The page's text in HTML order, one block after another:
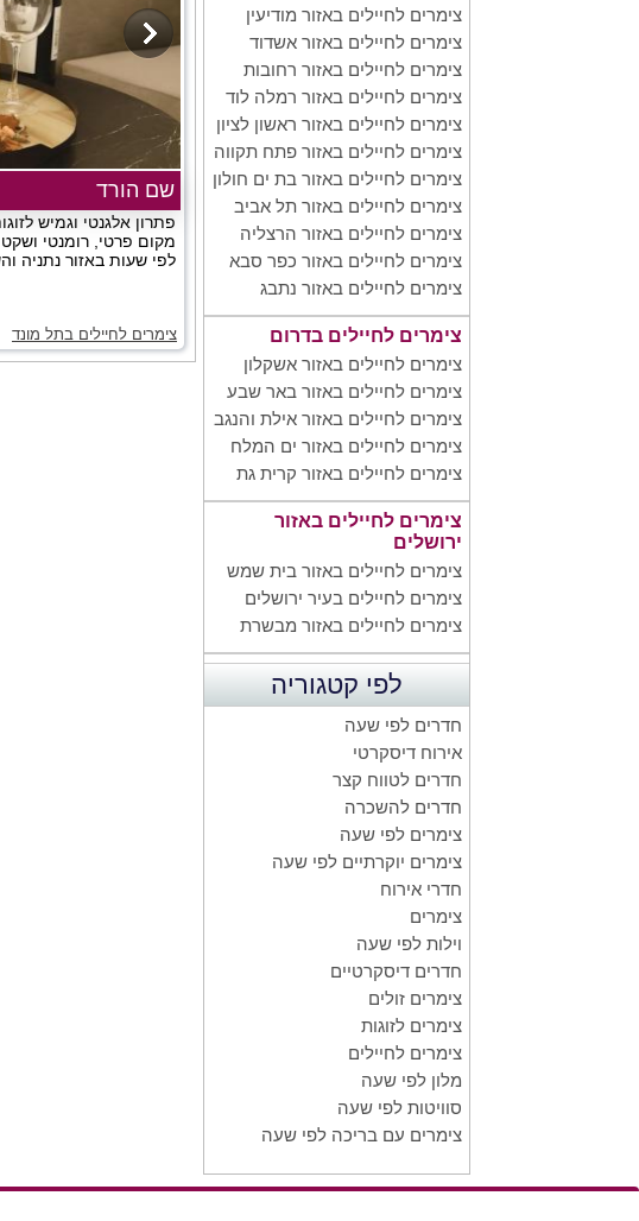
צימרים לחיילים באזור מודיעין
צימרים לחיילים באזור אשדוד
צימרים לחיילים באזור רחובות
צימרים לחיילים באזור רמלה לוד
צימרים לחיילים באזור ראשון לציון
צימרים לחיילים באזור פתח תקווה
צימרים לחיילים באזור בת ים חולון
צימרים לחיילים באזור תל אביב
צימרים לחיילים באזור הרצליה
צימרים לחיילים באזור כפר סבא
צימרים לחיילים באזור נתבג
צימרים לחיילים בדרום
צימרים לחיילים באזור אשקלון
צימרים לחיילים באזור באר שבע
צימרים לחיילים באזור אילת והנגב
צימרים לחיילים באזור ים המלח
צימרים לחיילים באזור קרית גת
צימרים לחיילים באזור
ירושלים
צימרים לחיילים באזור בית שמש
צימרים לחיילים בעיר ירושלים
צימרים לחיילים באזור מבשרת
לפי קטגוריה
חדרים לפי שעה
אירוח דיסקרטי
חדרים לטווח קצר
חדרים להשכרה
צימרים לפי שעה
צימרים יוקרתיים לפי שעה
חדרי אירוח
צימרים
וילות לפי שעה
חדרים דיסקרטיים
צימרים זולים
צימרים לזוגות
צימרים לחיילים
מלון לפי שעה
סוויטות לפי שעה
צימרים עם בריכה לפי שעה
שם הורד
פתרון אלגנטי וגמיש
מקום פרטי, רומנטי ושקט
לפי שעות באזור נתניה
צימרים לחיילים בתל מונד